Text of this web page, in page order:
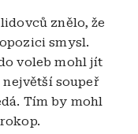
znělo, že
smysl.
voleb mohl jít
soupeř
Tím by mohl